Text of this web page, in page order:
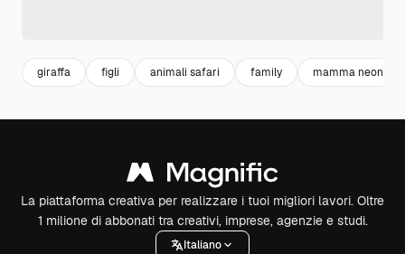
giraffa figli animali safari family mamma neonato
La piattaforma creativa per realizzare i tuoi migliori lavori. Oltre
1 milione di abbonati tra creativi, imprese, agenzie e studi.
Italiano